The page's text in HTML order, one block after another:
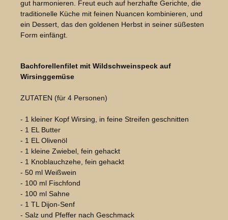
gut harmonieren. Freut euch auf herzhafte Gerichte, die
traditionelle Küche mit feinen Nuancen kombinieren, und
ein Dessert, das den goldenen Herbst in seiner süßesten
Form einfängt.
Bachforellenfilet mit Wildschweinspeck auf
Wirsinggemüse
ZUTATEN (für 4 Personen)
- 1 kleiner Kopf Wirsing, in feine Streifen geschnitten
- 1 EL Butter
- 1 EL Olivenöl
- 1 kleine Zwiebel, fein gehackt
- 1 Knoblauchzehe, fein gehackt
- 50 ml Weißwein
- 100 ml Fischfond
- 100 ml Sahne
- 1 TL Dijon-Senf
- Salz und Pfeffer nach Geschmack